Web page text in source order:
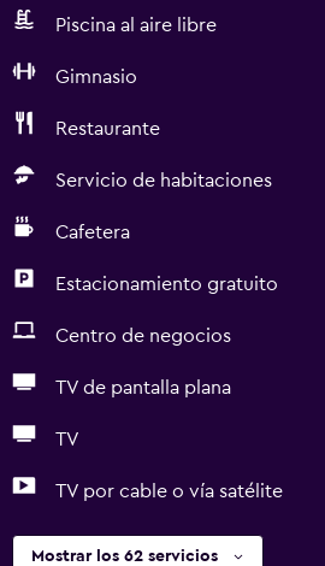
Piscina al aire libre
Gimnasio
Restaurante
Servicio de habitaciones
Cafetera
Estacionamiento gratuito
Centro de negocios
TV de pantalla plana
TV
TV por cable o vía satélite
Mostrar los 62 servicios